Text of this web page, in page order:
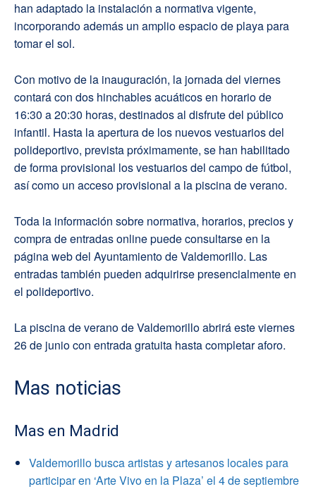
han adaptado la instalación a normativa vigente,
incorporando además un amplio espacio de playa para
tomar el sol.
Con motivo de la inauguración, la jornada del viernes
contará con dos hinchables acuáticos en horario de
16:30 a 20:30 horas, destinados al disfrute del público
infantil. Hasta la apertura de los nuevos vestuarios del
polideportivo, prevista próximamente, se han habilitado
de forma provisional los vestuarios del campo de fútbol,
así como un acceso provisional a la piscina de verano.
Toda la información sobre normativa, horarios, precios y
compra de entradas online puede consultarse en la
página web del Ayuntamiento de Valdemorillo. Las
entradas también pueden adquirirse presencialmente en
el polideportivo.
La piscina de verano de Valdemorillo abrirá este viernes
26 de junio con entrada gratuita hasta completar aforo.
Mas noticias
Mas en Madrid
Valdemorillo busca artistas y artesanos locales para
participar en ‘Arte Vivo en la Plaza’ el 4 de septiembre